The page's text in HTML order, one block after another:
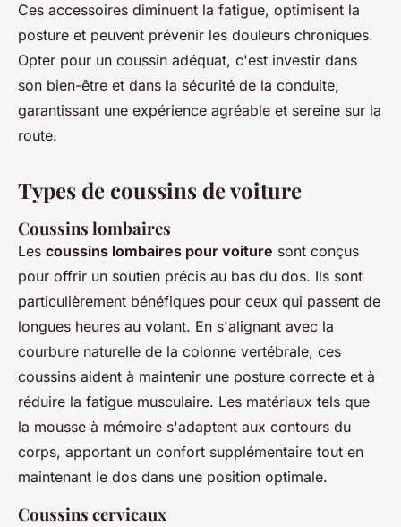
Ces accessoires diminuent la fatigue, optimisent la
posture et peuvent prévenir les douleurs chroniques.
Opter pour un coussin adéquat, c'est investir dans
son bien-être et dans la sécurité de la conduite,
garantissant une expérience agréable et sereine sur la
route.
Types de coussins de voiture
Coussins lombaires
Les coussins lombaires pour voiture sont conçus
pour offrir un soutien précis au bas du dos. Ils sont
particulièrement bénéfiques pour ceux qui passent de
longues heures au volant. En s'alignant avec la
courbure naturelle de la colonne vertébrale, ces
coussins aident à maintenir une posture correcte et à
réduire la fatigue musculaire. Les matériaux tels que
la mousse à mémoire s'adaptent aux contours du
corps, apportant un confort supplémentaire tout en
maintenant le dos dans une position optimale.
Coussins cervicaux